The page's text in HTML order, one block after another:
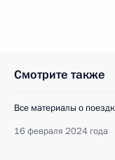
Смотрите также
Все материалы о
16 февраля 2024 года